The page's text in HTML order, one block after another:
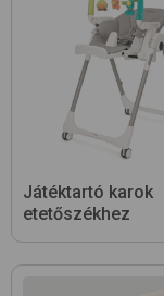
Játéktartó karok
etetőszékhez